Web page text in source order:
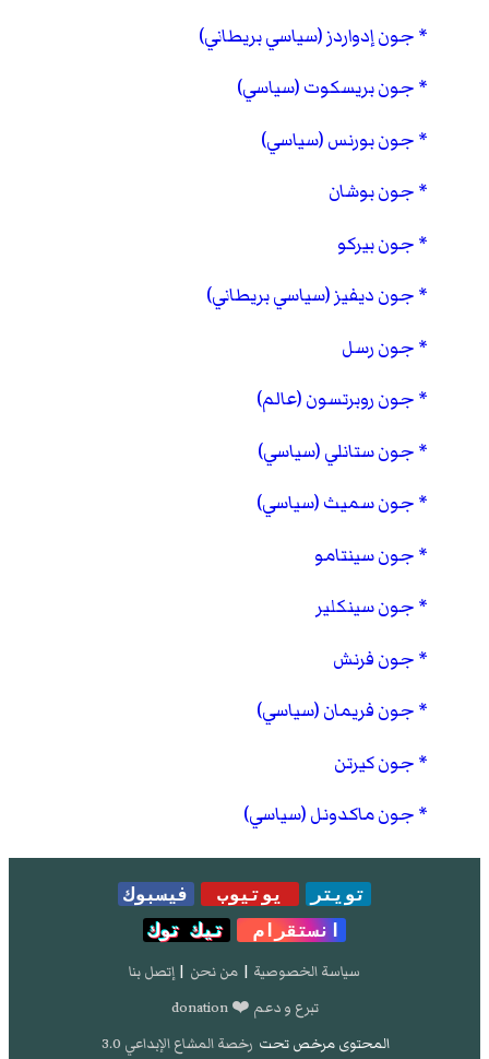
جون إدواردز (سياسي بريطاني)
جون بريسكوت (سياسي)
جون بورنس (سياسي)
جون بوشان
جون بيركو
جون ديفيز (سياسي بريطاني)
جون رسل
جون روبرتسون (عالم)
جون ستانلي (سياسي)
جون سميث (سياسي)
جون سينتامو
جون سينكلير
جون فرنش
جون فريمان (سياسي)
جون كيرتن
جون ماكدونل (سياسي)
تويتر يوتيوب
فيسبوك
انستقرام
تيك توك
سياسة الخصوصية | من نحن | إتصل بنا
تبرع و دعم ❤️ donation
المحتوى مرخص تحت رخصة المشاع الإبداعي 3.0